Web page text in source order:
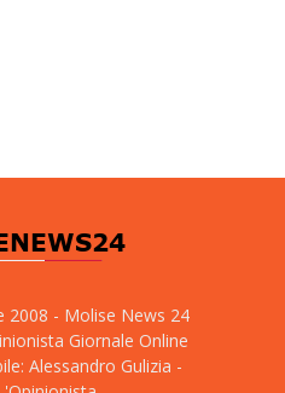
2008 - Molise News 24
Giornale Online
Alessandro Gulizia -